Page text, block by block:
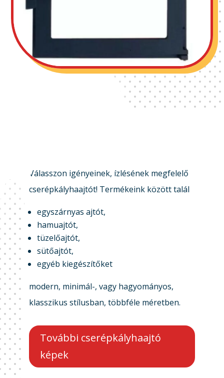
Válasszon igényeinek, ízlésének megfelelő
cserépkályhaajtót! Termékeink között talál
egyszárnyas ajtót,
hamuajtót,
tüzelőajtót,
sütőajtót,
egyéb kiegészítőket
modern, minimál-, vagy hagyományos,
klasszikus stílusban, többféle méretben.
További cserépkályhaajtó
képek